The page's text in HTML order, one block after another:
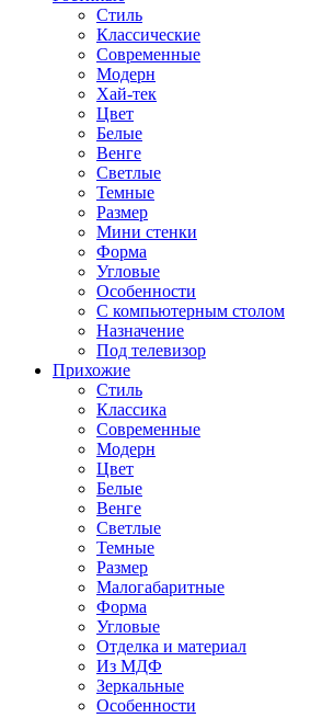
Стиль
Классические
Современные
Модерн
Хай-тек
Цвет
Белые
Венге
Светлые
Темные
Размер
Мини стенки
Форма
Угловые
Особенности
С компьютерным столом
Назначение
Под телевизор
Прихожие
Стиль
Классика
Современные
Модерн
Цвет
Белые
Венге
Светлые
Темные
Размер
Малогабаритные
Форма
Угловые
Отделка и материал
Из МДФ
Зеркальные
Особенности